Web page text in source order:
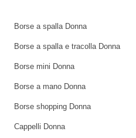
Borse a spalla Donna
Borse a spalla e tracolla Donna
Borse mini Donna
Borse a mano Donna
Borse shopping Donna
Cappelli Donna